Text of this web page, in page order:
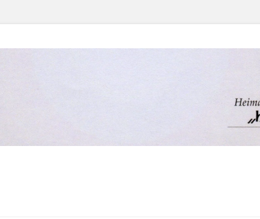
Hof v. 1656 e.V.